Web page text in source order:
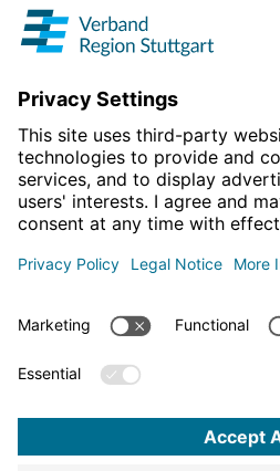
For
click
Regional planning
Business development
Projects & programs
overview
Information & Downloads
Publications
The region in numbers
Legal Information
Data protection